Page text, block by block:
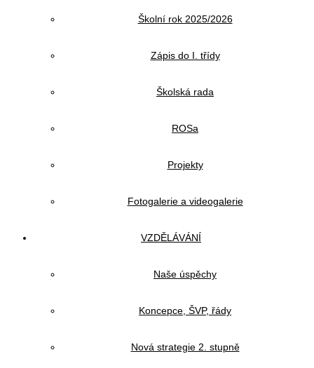
Školní rok 2025/2026
Zápis do I. třídy
Školská rada
ROSa
Projekty
Fotogalerie a videogalerie
VZDĚLÁVÁNÍ
Naše úspěchy
Koncepce, ŠVP, řády
Nová strategie 2. stupně